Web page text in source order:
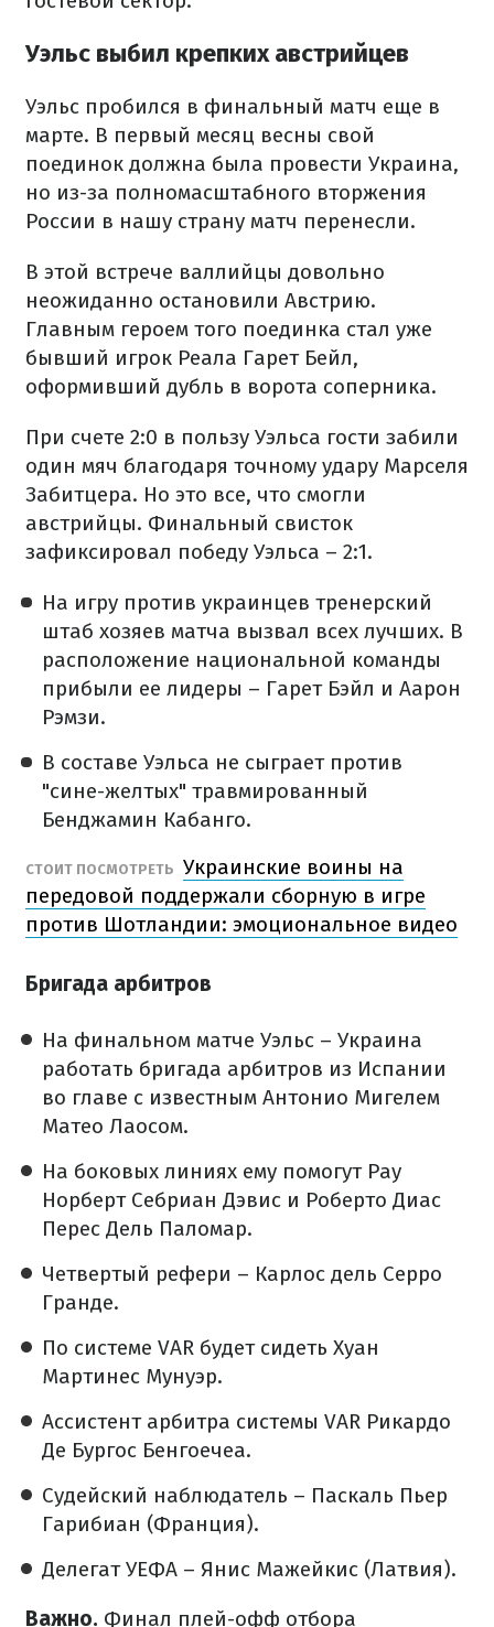
Уэльс выбил крепких австрийцев
Уэльс пробился в финальный матч еще в
марте. В первый месяц весны свой
поединок должна была провести Украина,
но из-за полномасштабного вторжения
России в нашу страну матч перенесли.
В этой встрече валлийцы довольно
неожиданно остановили Австрию.
Главным героем того поединка стал уже
бывший игрок Реала Гарет Бейл,
оформивший дубль в ворота соперника.
При счете 2:0 в пользу Уэльса гости забили
один мяч благодаря точному удару Марселя
Забитцера. Но это все, что смогли
австрийцы. Финальный свисток
зафиксировал победу Уэльса – 2:1.
На игру против украинцев тренерский
штаб хозяев матча вызвал всех лучших. В
расположение национальной команды
прибыли ее лидеры – Гарет Бэйл и Аарон
Рэмзи.
В составе Уэльса не сыграет против
"сине-желтых" травмированный
Бенджамин Кабанго.
СТОИТ ПОСМОТРЕТЬ Украинские воины на
передовой поддержали сборную в игре
против Шотландии: эмоциональное видео
Бригада арбитров
На финальном матче Уэльс – Украина
работать бригада арбитров из Испании
во главе с известным Антонио Мигелем
Матео Лаосом.
На боковых линиях ему помогут Рау
Норберт Себриан Дэвис и Роберто Диас
Перес Дель Паломар.
Четвертый рефери – Карлос дель Серро
Гранде.
По системе VAR будет сидеть Хуан
Мартинес Мунуэр.
Ассистент арбитра системы VAR Рикардо
Де Бургос Бенгоечеа.
Судейский наблюдатель – Паскаль Пьер
Гарибиан (Франция).
Делегат УЕФА – Янис Мажейкис (Латвия).
Важно. Финал плей-офф отбора